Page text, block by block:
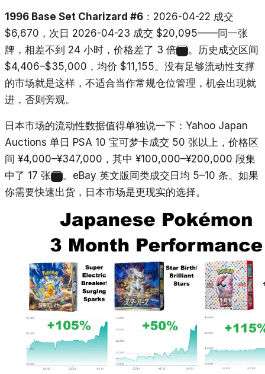
1996 Base Set Charizard #6 ：2026-04-22 成交
$6,670，次日 2026-04-23 成交 $20,095——同一张
牌，相差不到 24 小时，价格差了 3 倍
。历史成交区间
$4,406–$35,000，均价 $11,155。没有足够流动性支撑
的市场就是这样，不适合当作常规仓位管理，机会出现就
进，否则旁观。
日本市场的流动性数据值得单独说一下：Yahoo Japan
Auctions 单日 PSA 10 宝可梦卡成交 50 张以上，价格区
间 ¥4,000–¥347,000，其中 ¥100,000–¥200,000 段集
中了 17 张
。eBay 英文版同类成交日均 5–10 条。如果
你需要快速出货，日本市场是更现实的选择。